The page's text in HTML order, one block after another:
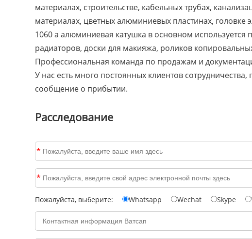
материалах, строительстве, кабельных трубах,
материалах, цветных алюминиевых пластинах, головке
1060 a алюминиевая катушка в основном
радиаторов, доски для макияжа, роликов
Профессиональная команда по продажам и
У нас есть много постоянных клиентов
сообщение о прибытии.
Расследование
*
*
Пожалуйста, выберите: Whatsapp Wechat Skype